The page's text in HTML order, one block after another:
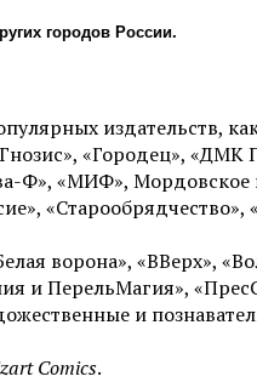
городов России.
издательств,
«Городец», «ДМК
Ф», «МИФ», Мордовское
«Старообрядчество»,
ворона», «ВВерх»,
и ПерельМагия»,
и
Comics.